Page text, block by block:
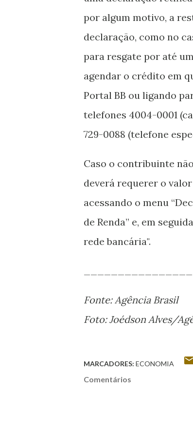
por algum motivo, a
declaração, como no
para resgate por até
agendar o crédito em
Portal BB ou ligando
telefones 4004-0001
729-0088 (telefone
Caso o contribuinte
deverá requerer o
acessando o menu
de Renda” e, em
rede bancária".
Fonte: Agência Brasil
Foto: Joédson Alves/
MARCADORES: ECONOMIA
Comentários